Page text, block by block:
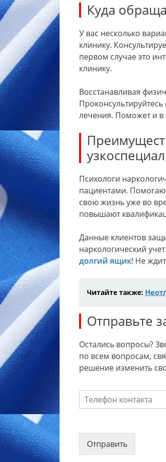
Куда
У вас несколько
клинику.
первом случае это
клинику.
Восстанавливая
лечения. Поможет и в
Психологи
пациентами.
свою жизнь уже во
повышают
Данные клиентов
наркологический учет.
долгий ящик! Не
Читайте также:
Отправьте
Остались вопросы?
по всем вопросам,
решение изменить
Отправить